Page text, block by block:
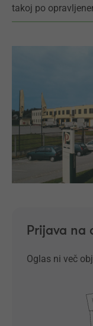
takoj po
Prijava na
Oglas ni več